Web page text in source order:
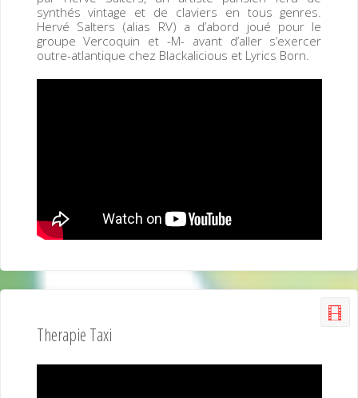
synthés vintage et de claviers en tous genres.
Hervé Salters (alias RV) a d’abord joué pour le
groupe Vercoquin et -M- avant d’aller s’exercer
outre-atlantique chez Blackalicious et Lyrics Born.
Therapie Taxi